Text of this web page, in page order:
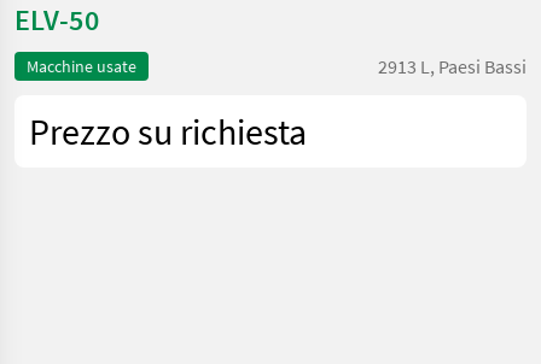
ELV-50
Macchine usate 2913 L, Paesi Bassi
Prezzo su richiesta